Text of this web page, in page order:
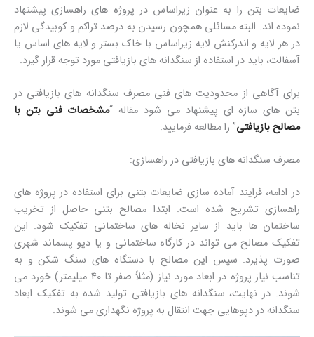
ضایعات بتن را به عنوان زیراساس در پروژه های راهسازی پیشنهاد
نموده اند. البته مسائلی همچون رسیدن به درصد تراکم و کوبیدگی لازم
در هر لایه و اندرکنش لایه زیراساس با خاک بستر و لایه های اساس یا
آسفالت، باید در استفاده از سنگدانه های بازیافتی مورد توجه قرار گیرد.
برای آگاهی از محدودیت های فنی مصرف سنگدانه های بازیافتی در
بتن های سازه ای پیشنهاد می شود مقاله “مشخصات فنی بتن با
مصالح بازیافتی” را مطالعه فرمایید.
مصرف سنگدانه های بازیافتی در راهسازی:
در ادامه، فرایند آماده سازی ضایعات بتنی برای استفاده در پروژه های
راهسازی تشریح شده است. ابتدا مصالح بتنی حاصل از تخریب
ساختمان ها باید از سایر نخاله های ساختمانی تفکیک شود. این
تفکیک مصالح می تواند در کارگاه ساختمانی و یا دپو پسماند شهری
صورت پذیرد. سپس این مصالح با دستگاه های سنگ شکن و به
تناسب نیاز پروژه در ابعاد مورد نیاز (مثلاً صفر تا 40 میلیمتر) خورد می
شوند. در نهایت، سنگدانه های بازیافتی تولید شده به تفکیک ابعاد
سنگدانه در دپوهایی جهت انتقال به پروژه نگهداری می شوند.